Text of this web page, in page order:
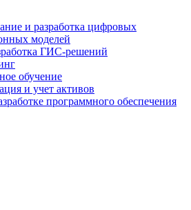
и разработка цифровых
моделей
ГИС‑решений
обучение
и учет активов
программного обеспечения